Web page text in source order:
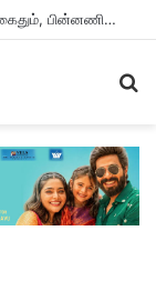
வடசென்னையில் ரேசன் அரிசி கடத்தல் கும்பல் கைதும், பின்னணியும் !